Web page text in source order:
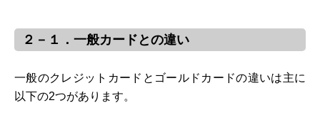
２－１．一般カードとの違い
一般のクレジットカードとゴールドカードの違いは主に
以下の2つがあります。